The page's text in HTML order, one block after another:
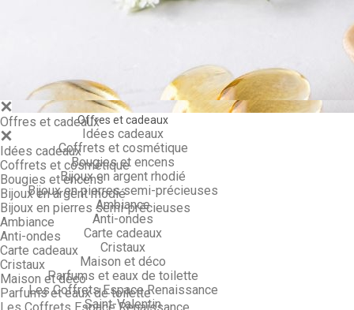
Offres et cadeaux
Idées cadeaux
Coffrets et cosmétique
Bougies et encens
Bijoux en argent rhodié
Bijoux en pierres semi-précieuses
Ambiance
Anti-ondes
Carte cadeaux
Cristaux
Maison et déco
Parfums et eaux de toilette
Offres et cadeaux
Idées cadeaux
Coffrets et cosmétique
Bougies et encens
Bijoux en argent rhodié
Bijoux en pierres semi-précieuses
Ambiance
Anti-ondes
Carte cadeaux
Cristaux
Maison et déco
Parfums et eaux de toilette
Les Coffrets Espace Renaissance
Saint-Valentin